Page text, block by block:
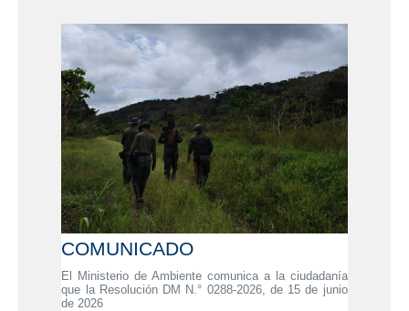
COMUNICADO
El Ministerio de Ambiente comunica a la ciudadanía
que la Resolución DM N.° 0288-2026, de 15 de junio
de 2026